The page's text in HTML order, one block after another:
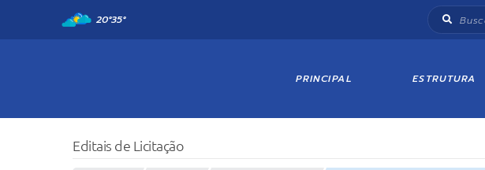
20°35°
PRINCIPAL ESTRUTURA
Editais de Licitação